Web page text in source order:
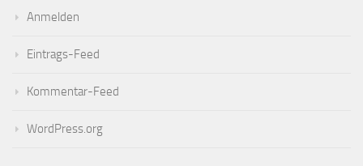
Anmelden
Eintrags-Feed
Kommentar-Feed
WordPress.org